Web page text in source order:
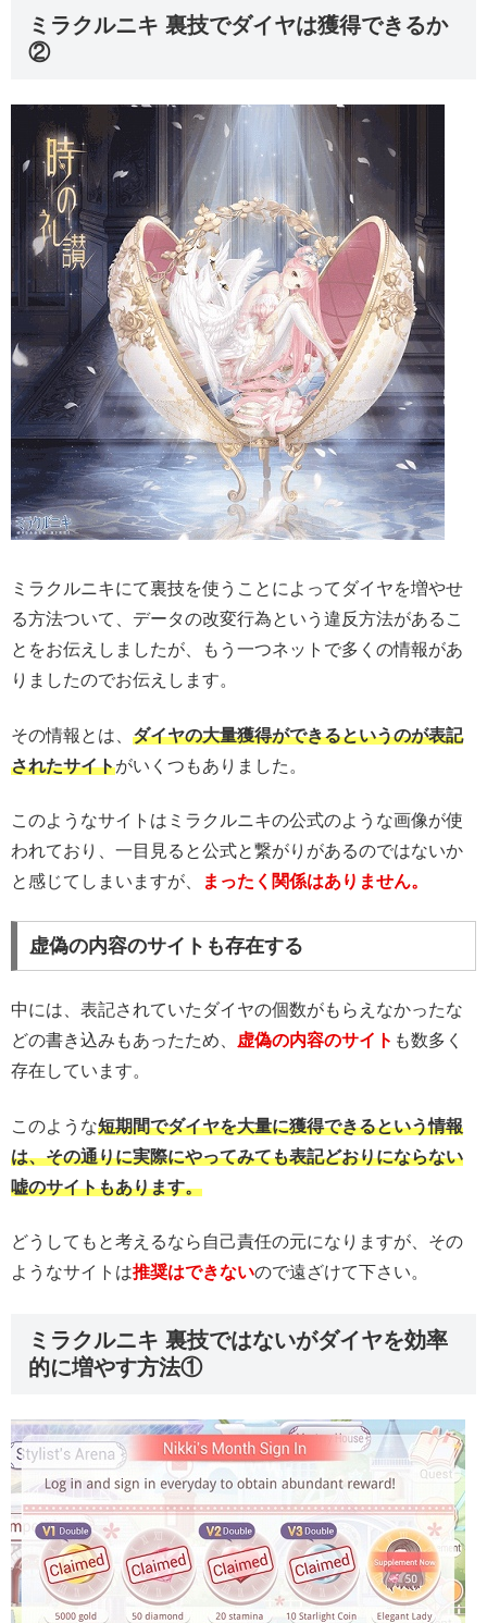
ミラクルニキ 裏技でダイヤは獲得できるか
②
ミラクルニキにて裏技を使うことによってダイヤを増やせ
る方法ついて、データの改変行為という違反方法があるこ
とをお伝えしましたが、もう一つネットで多くの情報があ
りましたのでお伝えします。
その情報とは、 ダイヤの大量獲得ができるというのが表記
されたサイトがいくつもありました。
このようなサイトはミラクルニキの公式のような画像が使
われており、一目見ると公式と繋がりがあるのではないか
と感じてしまいますが、
まったく関係はありません。
虚偽の内容のサイトも存在する
中には、表記されていたダイヤの個数がもらえなかったな
どの書き込みもあったため、 虚偽の内容のサイト も数多く
存在しています。
このような短期間でダイヤを大量に獲得できるという情報
は、その通りに実際にやってみても表記どおりにならない
嘘のサイトもあります。
どうしてもと考えるなら自己責任の元になりますが、その
ようなサイトは推奨はできないので遠ざけて下さい。
ミラクルニキ 裏技ではないがダイヤを効率
的に増やす方法①